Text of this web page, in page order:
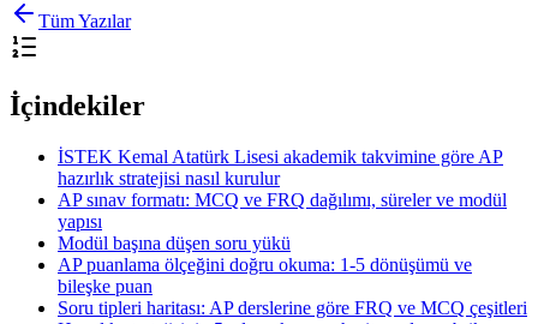
Tüm Yazılar
İçindekiler
İSTEK Kemal Atatürk Lisesi akademik takvimine göre AP
hazırlık stratejisi nasıl kurulur
AP sınav formatı: MCQ ve FRQ dağılımı, süreler ve modül
yapısı
Modül başına düşen soru yükü
AP puanlama ölçeğini doğru okuma: 1-5 dönüşümü ve
bileşke puan
Soru tipleri haritası: AP derslerine göre FRQ ve MCQ çeşitleri